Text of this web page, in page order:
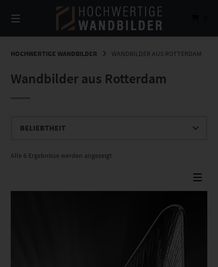
zum
Inhalt
HOCHWERTIGE WANDBILDER WANDBILDER AUS ROTTERDAM
Wandbilder aus Rotterdam
Alle 6 Ergebnisse werden angezeigt
Dieses Produkt weist mehrere Varianten auf. Die Optionen können auf der Produktseite gewählt werden